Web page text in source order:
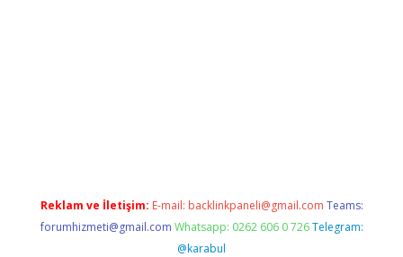
Reklam ve İletişim: E-mail: backlinkpaneli@gmail.com Teams:
forumhizmeti@gmail.com Whatsapp: 0262 606 0 726 Telegram:
@karabul